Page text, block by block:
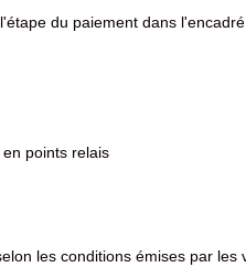
du paiement dans
points relais
les conditions émises par